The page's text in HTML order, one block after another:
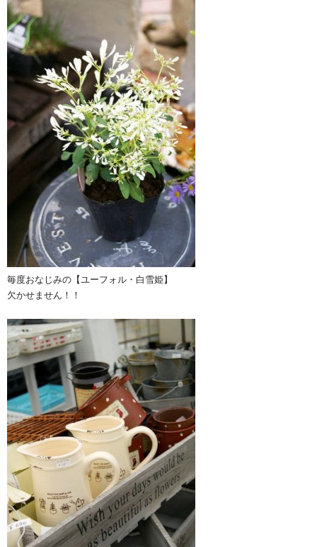
毎度おなじみの【ユーフォル・白雪姫】
欠かせません！！